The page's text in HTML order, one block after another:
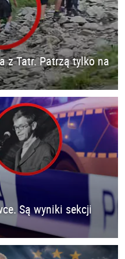
z Tatr. Patrzą tylko na
Są wyniki sekcji